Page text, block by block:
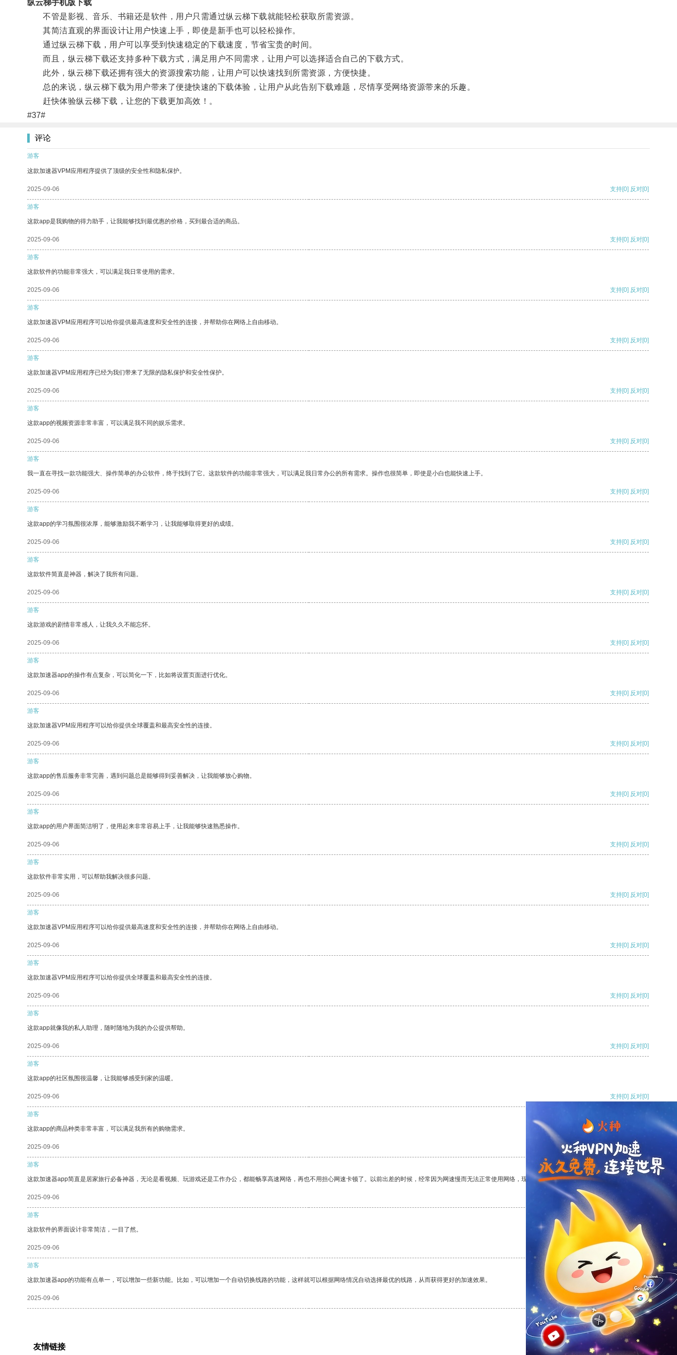
纵云梯手机版下载
不管是影视、音乐、书籍还是软件，用户只需通过纵云梯下载就能轻松获取所需资源。
其简洁直观的界面设计让用户快速上手，即使是新手也可以轻松操作。
通过纵云梯下载，用户可以享受到快速稳定的下载速度，节省宝贵的时间。
而且，纵云梯下载还支持多种下载方式，满足用户不同需求，让用户可以选择适合自己的下载方式。
此外，纵云梯下载还拥有强大的资源搜索功能，让用户可以快速找到所需资源，方便快捷。
总的来说，纵云梯下载为用户带来了便捷快速的下载体验，让用户从此告别下载难题，尽情享受网络资源带来的乐趣。
赶快体验纵云梯下载，让您的下载更加高效！。
#37#
评论
游客
这款加速器VPM应用程序提供了顶级的安全性和隐私保护。
2025-09-06 支持[0] 反对[0]
游客
这款app是我购物的得力助手，让我能够找到最优惠的价格，买到最合适的商品。
2025-09-06 支持[0] 反对[0]
游客
这款软件的功能非常强大，可以满足我日常使用的需求。
2025-09-06 支持[0] 反对[0]
游客
这款加速器VPM应用程序可以给你提供最高速度和安全性的连接，并帮助你在网络上自由移动。
2025-09-06 支持[0] 反对[0]
游客
这款加速器VPM应用程序已经为我们带来了无限的隐私保护和安全性保护。
2025-09-06 支持[0] 反对[0]
游客
这款app的视频资源非常丰富，可以满足我不同的娱乐需求。
2025-09-06 支持[0] 反对[0]
游客
我一直在寻找一款功能强大、操作简单的办公软件，终于找到了它。这款软件的功能非常强大，可以满足我日常办公的所有需求。操作也很简单，即使是小白也能快速上手。
2025-09-06 支持[0] 反对[0]
游客
这款app的学习氛围很浓厚，能够激励我不断学习，让我能够取得更好的成绩。
2025-09-06 支持[0] 反对[0]
游客
这款软件简直是神器，解决了我所有问题。
2025-09-06 支持[0] 反对[0]
游客
这款游戏的剧情非常感人，让我久久不能忘怀。
2025-09-06 支持[0] 反对[0]
游客
这款加速器app的操作有点复杂，可以简化一下，比如将设置页面进行优化。
2025-09-06 支持[0] 反对[0]
游客
这款加速器VPM应用程序可以给你提供全球覆盖和最高安全性的连接。
2025-09-06 支持[0] 反对[0]
游客
这款app的售后服务非常完善，遇到问题总是能够得到妥善解决，让我能够放心购物。
2025-09-06 支持[0] 反对[0]
游客
这款app的用户界面简洁明了，使用起来非常容易上手，让我能够快速熟悉操作。
2025-09-06 支持[0] 反对[0]
游客
这款软件非常实用，可以帮助我解决很多问题。
2025-09-06 支持[0] 反对[0]
游客
这款加速器VPM应用程序可以给你提供最高速度和安全性的连接，并帮助你在网络上自由移动。
2025-09-06 支持[0] 反对[0]
游客
这款加速器VPM应用程序可以给你提供全球覆盖和最高安全性的连接。
2025-09-06 支持[0] 反对[0]
游客
这款app就像我的私人助理，随时随地为我的办公提供帮助。
2025-09-06 支持[0] 反对[0]
游客
这款app的社区氛围很温馨，让我能够感受到家的温暖。
2025-09-06 支持[0] 反对[0]
游客
这款app的商品种类非常丰富，可以满足我所有的购物需求。
2025-09-06 支持[0] 反对
游客
这款加速器app简直是居家旅行必备神器，无论是看视频、玩游戏还是工作办公，都能畅享高速网络，再也不用担心网速卡顿了。以前出差的时候，经常因为网速慢而无法正常使用网络，现在有了这个app，我再也不用担心了。
2025-09-06 支持
游客
这款软件的界面设计非常简洁，一目了然。
2025-09-06 反对 [0]
游客
这款加速器app的功能有点单一，可以增加一些新功能。比如，可以增加一个自动切换线路的功能，这样就可以根据网络情况自动选择最优的线路，从而获得更好的加速效果。
2025-09-06 支持[0] 反对[0]
友情链接